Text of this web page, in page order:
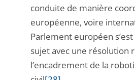
conduite de manière
européenne, voire
Parlement européen s’est
sujet avec une résolution
l’encadrement de la